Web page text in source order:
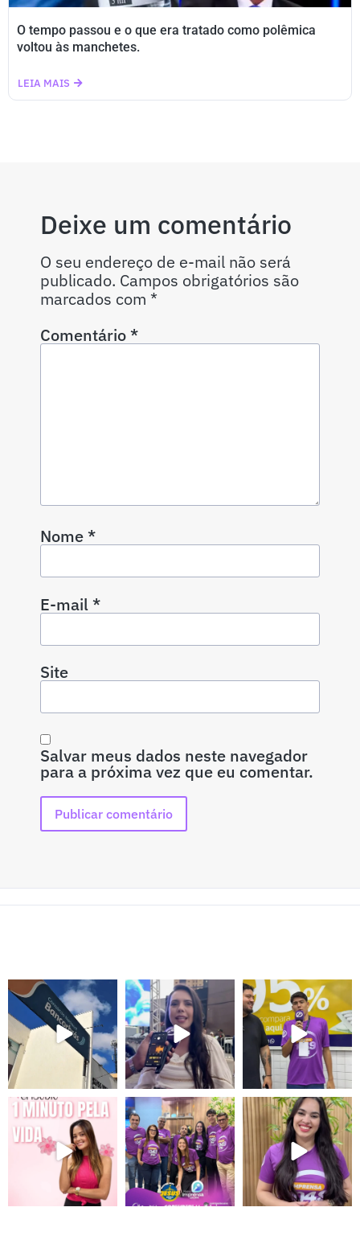
O tempo passou e o que era tratado como polêmica
voltou às manchetes.
LEIA MAIS
Deixe um comentário
O seu endereço de e-mail não será
publicado. Campos obrigatórios são
marcados com *
Comentário*
Nome*
E-mail*
Site
Salvar meus dados neste navegador
para a próxima vez que eu comentar.